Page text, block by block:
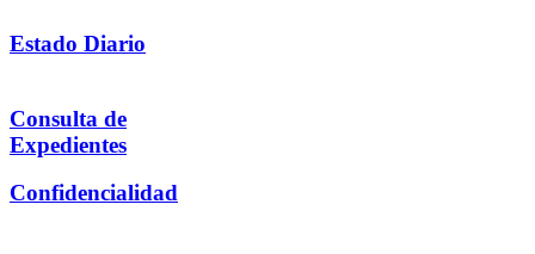
Estado Diario
Consulta de
Expedientes
Confidencialidad